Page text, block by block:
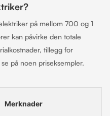
på mellom 700 og 1
kan påvirke den totale
tillegg for
på noen priseksempler.
Merknader